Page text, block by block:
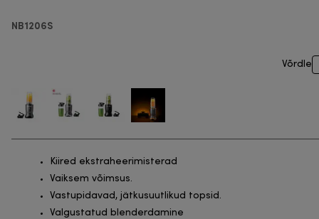
NB1206S
Võrdle
Kiired ekstraheerimisterad
Vaiksem võimsus.
Vastupidavad, jätkusuutlikud topsid.
Valgustatud blenderdamine